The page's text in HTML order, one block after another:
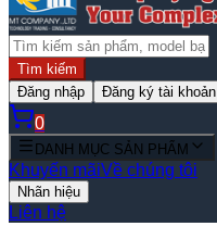
Tìm kiếm
Đăng nhập
Đăng ký tài khoản
0
DANH MỤC SẢN PHẨM
Khuyến mãiVề chúng tôi
Nhãn hiệu
Liên hệ